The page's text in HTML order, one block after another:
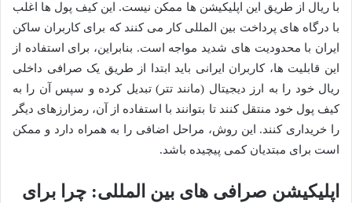
با ریال از طریق این اپلیکیشن ها ممکن نیست. این کیف پول ها اغلب
با درگاه های پرداخت بین المللی کار می کنند که برای کاربران ساکن
ایران با محدودیت های شدید مواجه است. بنابراین، برای استفاده از
این قابلیت ها، کاربران ایرانی باید ابتدا از طریق یک صرافی داخلی
ریال خود را به ارز دیجیتال (مانند تتر) تبدیل کرده و سپس آن را به
کیف پول خود منتقل کنند تا بتوانند با استفاده از آن، رمزارزهای دیگر
را خریداری کنند. این روش، مراحل اضافی را به همراه دارد و ممکن
است برای مبتدیان کمی پیچیده باشد.
اپلیکیشن صرافی های بین المللی: چرا برای